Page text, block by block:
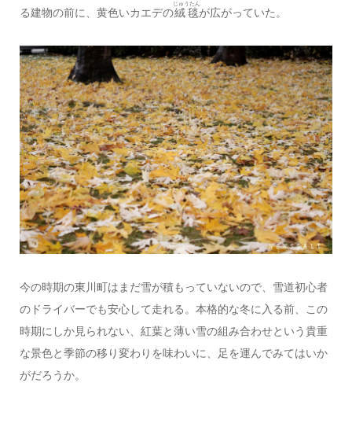
る建物の前に、黄色いカエデの絨毯
じゅうたん
が広がっていた。
今の時期の東川町はまだ雪が積もっていないので、雪道初心者
のドライバーでも安心して走れる。本格的な冬に入る前、この
時期にしか見られない、紅葉と薄い雪の組み合わせという貴重
な景色と季節の移り変わりを味わいに、足を運んでみてはいか
がだろうか。